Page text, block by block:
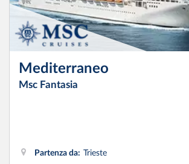
Mediterraneo
Msc Fantasia
Partenza da: Trieste